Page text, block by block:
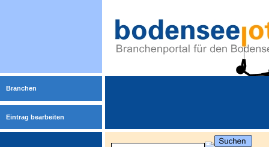
Branchen
Eintrag bearbeiten